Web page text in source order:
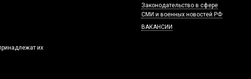
их
Законодательство в сфере
СМИ и военных новостей РФ
ВАКАНСИИ